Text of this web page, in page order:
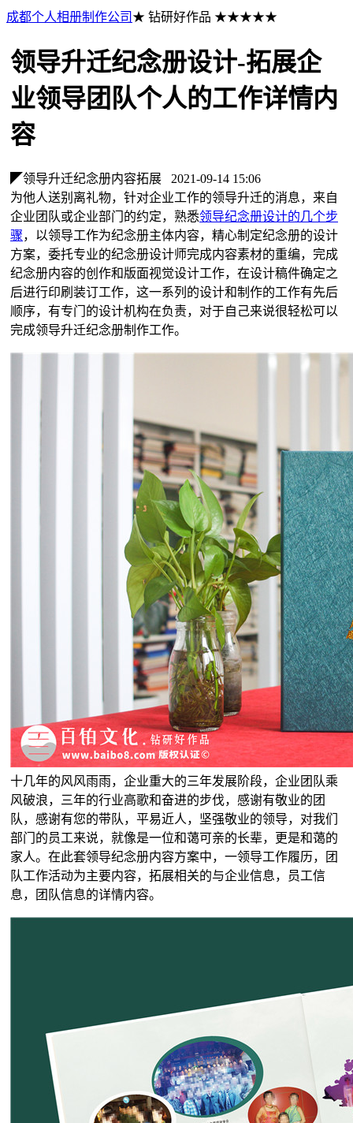
成都个人相册制作公司 ★ 钻研好作品 ★★★★★
领导升迁纪念册设计-拓展企
业领导团队个人的工作详情内
容
◤领导升迁纪念册内容拓展
2021-09-14 15:06
为他人送别离礼物，针对企业工作的领导升迁的消息，来自
企业团队或企业部门的约定，熟悉领导纪念册设计的几个步
骤，以领导工作为纪念册主体内容，精心制定纪念册的设计
方案，委托专业的纪念册设计师完成内容素材的重编，完成
纪念册内容的创作和版面视觉设计工作，在设计稿件确定之
后进行印刷装订工作，这一系列的设计和制作的工作有先后
顺序，有专门的设计机构在负责，对于自己来说很轻松可以
完成领导升迁纪念册制作工作。
十几年的风风雨雨，企业重大的三年发展阶段，企业团队乘
风破浪，三年的行业高歌和奋进的步伐，感谢有敬业的团
队，感谢有您的带队，平易近人，坚强敬业的领导，对我们
部门的员工来说，就像是一位和蔼可亲的长辈，更是和蔼的
家人。在此套领导纪念册内容方案中，一领导工作履历，团
队工作活动为主要内容，拓展相关的与企业信息，员工信
息，团队信息的详情内容。